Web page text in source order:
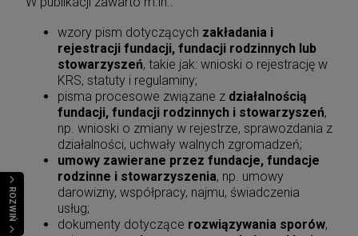
ROZWIŃ
wzory pism dotyczących zakładania i
rejestracji fundacji, fundacji rodzinnych lub
stowarzyszeń, takie jak: wnioski o rejestrację w
KRS, statuty i regulaminy;
pisma procesowe związane z działalnością
fundacji, fundacji rodzinnych i stowarzyszeń,
np. wnioski o zmiany w rejestrze, sprawozdania z
działalności, uchwały walnych zgromadzeń;
umowy zawierane przez fundacje, fundacje
rodzinne i stowarzyszenia, np. umowy
darowizny, współpracy, najmu, świadczenia
usług;
dokumenty dotyczące rozwiązywania sporów,